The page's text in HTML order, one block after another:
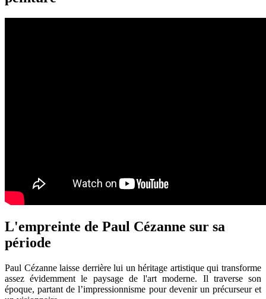
L'empreinte de Paul Cézanne sur sa
période
Paul Cézanne laisse derrière lui un héritage artistique qui transforme
assez évidemment le paysage de l'art moderne. Il traverse son
époque, partant de l’impressionnisme pour devenir un précurseur et